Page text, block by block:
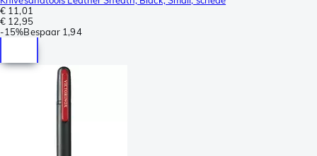
€ 11,01
€ 12,95
-15%Bespaar 1,94